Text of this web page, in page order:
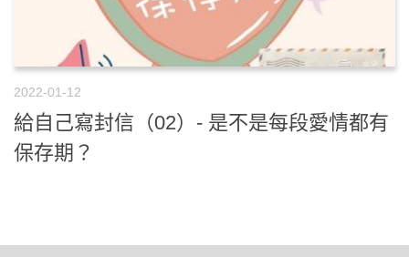
2022-01-12
給自己寫封信（02）- 是不是每段愛情都有
保存期？